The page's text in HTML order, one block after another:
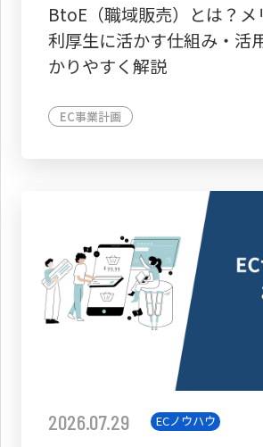
BtoE（職域販売）とは？メ
利厚生に活かす仕組み・活
かりやすく解説
EC事業計画
2026.07.29 ECノウハウ